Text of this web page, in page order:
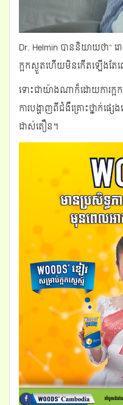
Dr. Helmin បាននិយាយថា“ រោ
ក្អកស្ងួតហើយមិនកើតឡើង
ទោះជាយ៉ាងណាក៏ដោយការក្
ការបង្ហាញពីជំងឺគ្រោះថ្នាក់ផ្សេង
ដាស់តឿន។